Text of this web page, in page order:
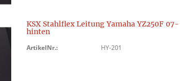
KSX Stahlflex Leitung Yamaha YZ250F 07-
hinten
ArtikelNr.: HY-201